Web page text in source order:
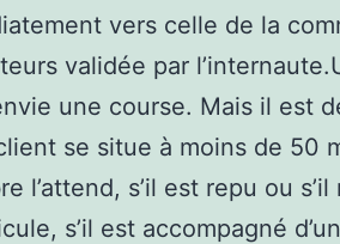
vers celle de la
validée par
une course. Mais il est
se situe à moins de 50
l’attend, s’il est repu ou
s’il est accompagné